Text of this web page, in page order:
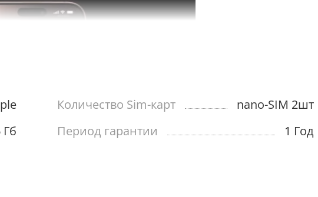
Количество Sim-карт
nano-SIM 2шт
Гб Период гарантии 1 Год